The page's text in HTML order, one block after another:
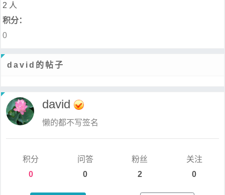
2 人
积分：
0
david的帖子
david
懒的都不写签名
积分
0
问答
0
粉丝
2
关注
0